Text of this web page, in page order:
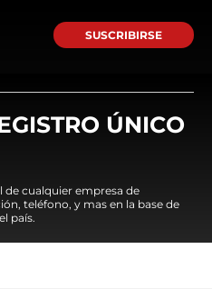
SUSCRIBIRSE
ÚNICO
de cualquier empresa de
teléfono, y mas en la base de
país.